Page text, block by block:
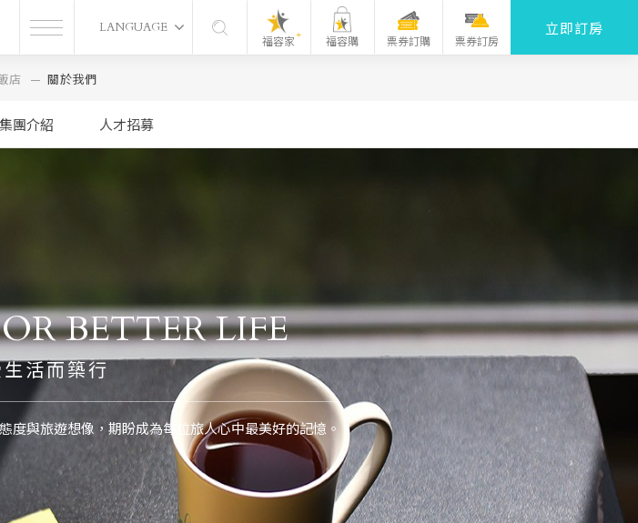
LANGUAGE
福容家 福容購 票券訂購 票券訂房
立即訂房
店 關於我們
集團介紹 人才招募
BETTER LIFE
活而築行
度與旅遊想像，期盼成為每位旅人心中最美好的記憶。